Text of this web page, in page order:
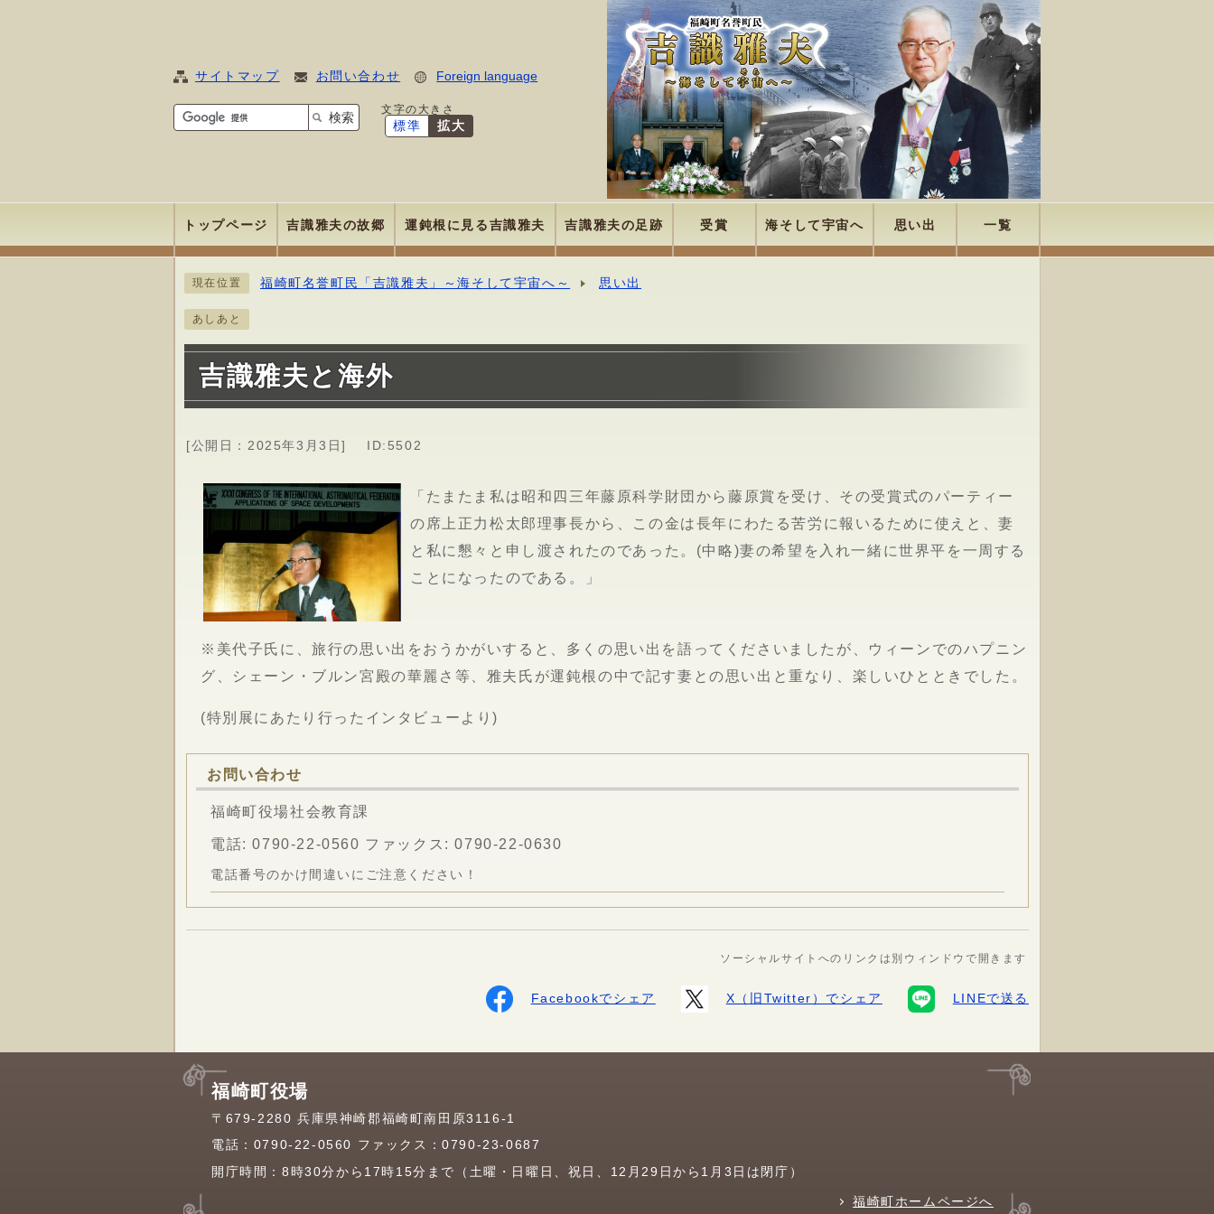
サイトマップ お問い合わせ Foreign language
検索
文字の大きさ
標準 拡大
トップページ 吉識雅夫の故郷 運鈍根に見る吉識雅夫 吉識雅夫の足跡 受賞 海そして宇宙へ 思い出 一覧
現在位置 福崎町名誉町民「吉識雅夫」～海そして宇宙へ～ 思い出
あしあと
吉識雅夫と海外
[公開日： 2025年3月3日] ID:5502
「たまたま私は昭和四三年藤原科学財団から藤原賞を受け、その受賞式のパーティー
の席上正力松太郎理事長から、この金は長年にわたる苦労に報いるために使えと、妻
と私に懇々と申し渡されたのであった。(中略)妻の希望を入れ一緒に世界平を一周する
ことになったのである。」
※美代子氏に、旅行の思い出をおうかがいすると、多くの思い出を語ってくださいましたが、ウィーンでのハプニン
グ、シェーン・ブルン宮殿の華麗さ等、雅夫氏が運鈍根の中で記す妻との思い出と重なり、楽しいひとときでした。
(特別展にあたり行ったインタビューより)
お問い合わせ
福崎町役場社会教育課
電話:0790-22-0560 ファックス: 0790-22-0630
電話番号のかけ間違いにご注意ください！
ソーシャルサイトへのリンクは別ウィンドウで開きます
Facebookでシェア X（旧Twitter）でシェア LINEで送る
福崎町役場
〒679-2280 兵庫県神崎郡福崎町南田原3116-1
電話： 0790-22-0560 ファックス：0790-23-0687
開庁時間：8時30分から17時15分まで（土曜・日曜日、祝日、12月29日から1月3日は閉庁）
福崎町ホームページへ